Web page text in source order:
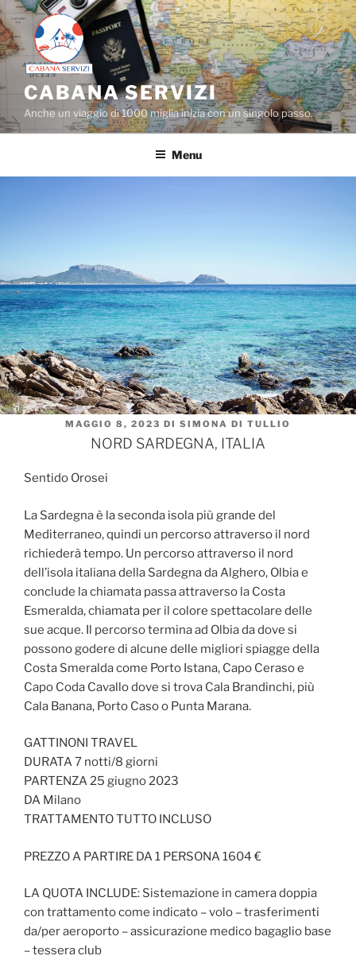
Salta
al
contenuto
CABANA SERVIZI
Anche un viaggio di 1000 miglia inizia con un singolo passo.
Menu
PUBBLICATO
MAGGIO 8, 2023 DI SIMONA DI TULLIO
NORD SARDEGNA, ITALIA
Sentido Orosei
La Sardegna è la seconda isola più grande del
Mediterraneo, quindi un percorso attraverso il nord
richiederà tempo. Un percorso attraverso il nord
dell’isola italiana della Sardegna da Alghero, Olbia e
conclude la chiamata passa attraverso la Costa
Esmeralda, chiamata per il colore spettacolare delle
sue acque. Il percorso termina ad Olbia da dove si
possono godere di alcune delle migliori spiagge della
Costa Smeralda come Porto Istana, Capo Ceraso e
Capo Coda Cavallo dove si trova Cala Brandinchi, più
Cala Banana, Porto Caso o Punta Marana.
GATTINONI TRAVEL
DURATA 7 notti/8 giorni
PARTENZA 25 giugno 2023
DA Milano
TRATTAMENTO TUTTO INCLUSO
PREZZO A PARTIRE DA 1 PERSONA 1604 €
LA QUOTA INCLUDE: Sistemazione in camera doppia
con trattamento come indicato – volo – trasferimenti
da/per aeroporto – assicurazione medico bagaglio base
– tessera club